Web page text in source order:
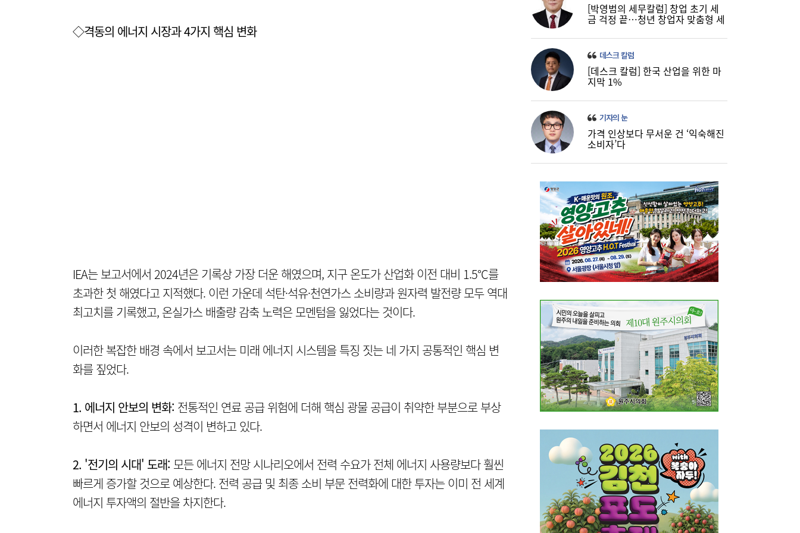
◇격동의 에너지 시장과 4가지 핵심 변화
IEA는 보고서에서 2024년은 기록상 가장 더운 해였으며, 지구 온도가 산업화 이전 대비 1.5°C를
초과한 첫 해였다고 지적했다. 이런 가운데 석탄·석유·천연가스 소비량과 원자력 발전량 모두 역대
최고치를 기록했고, 온실가스 배출량 감축 노력은 모멘텀을 잃었다는 것이다.
이러한 복잡한 배경 속에서 보고서는 미래 에너지 시스템을 특징 짓는 네 가지 공통적인 핵심 변
화를 짚었다.
1. 에너지 안보의 변화: 전통적인 연료 공급 위험에 더해 핵심 광물 공급이 취약한 부분으로 부상
하면서 에너지 안보의 성격이 변하고 있다.
2. '전기의 시대' 도래: 모든 에너지 전망 시나리오에서 전력 수요가 전체 에너지 사용량보다 훨씬
빠르게 증가할 것으로 예상한다. 전력 공급 및 최종 소비 부문 전력화에 대한 투자는 이미 전 세계
에너지 투자액의 절반을 차지한다.
[박영범의 세무칼럼] 창업 초기 세
금 걱정 끝…청년 창업자 맞춤형 세
데스크 칼럼
[데스크 칼럼] 한국 산업을 위한 마
지막 1%
기자의 눈
가격 인상보다 무서운 건 ‘익숙해진
소비자’다